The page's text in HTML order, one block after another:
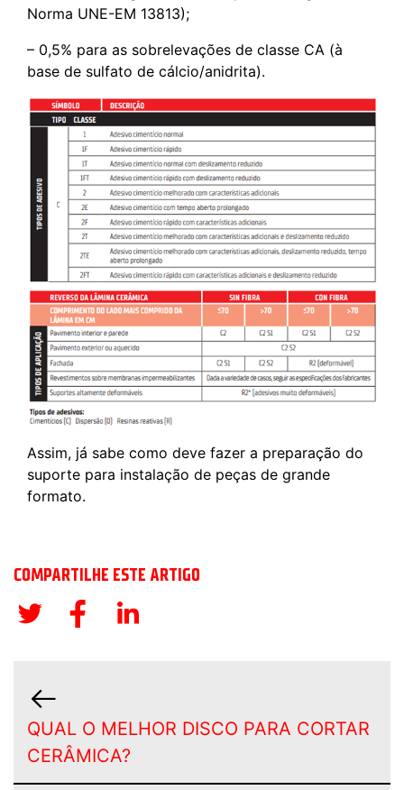
Norma UNE-EM 13813);
– 0,5% para as sobrelevações de classe CA (à
base de sulfato de cálcio/anidrita).
Assim, já sabe como deve fazer a preparação do
suporte para instalação de peças de grande
formato.
COMPARTILHE ESTE ARTIGO
QUAL O MELHOR DISCO PARA CORTAR
CERÂMICA?